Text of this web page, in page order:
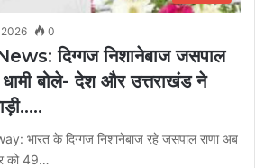
0
दिग्गज निशानेबाज जसपाल
बोले- देश और उत्तराखंड ने
भारत के दिग्गज निशानेबाज रहे जसपाल राणा अब
को 49…